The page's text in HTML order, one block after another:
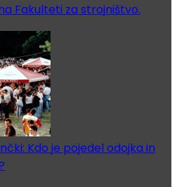
Fakulteti za strojništvo.
Kdo je pojedel odojka in